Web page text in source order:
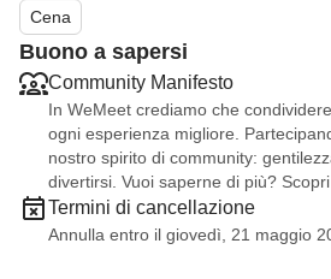
Cena
Buono a sapersi
Community Manifesto
In WeMeet crediamo che
ogni esperienza migliore.
nostro spirito di community:
divertirsi. Vuoi saperne di più?
Termini di cancellazione
Annulla entro il giovedì, 21 maggio